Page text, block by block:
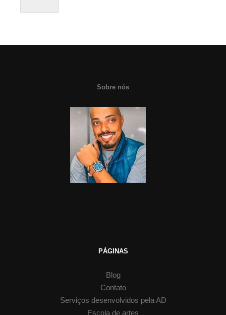
Sobre nós
PÁGINAS
Blog
Contato
Serviços desenvolvidos pela AD
Escola de artes